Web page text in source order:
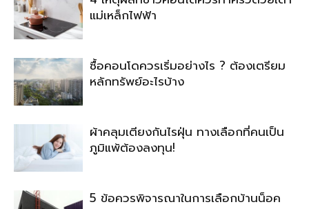
แม่เหล็กไฟฟ้า
ซื้อคอนโดควรเริ่มอย่างไร ? ต้องเตรียม
หลักทรัพย์อะไรบ้าง
ผ้าคลุมเตียงกันไรฝุ่น ทางเลือกที่คนเป็น
ภูมิแพ้ต้องลงทุน!
5 ข้อควรพิจารณาในการเลือกบ้านน็อค